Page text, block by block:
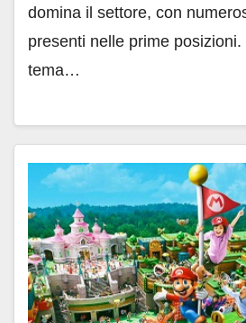
domina il settore, con
presenti nelle prime
tema…